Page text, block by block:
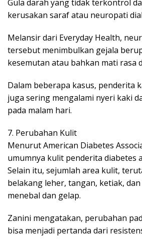
Gula darah yang tidak terkontrol
kerusakan saraf atau neuropati
Melansir dari Everyday Health,
tersebut menimbulkan gejala
kesemutan atau bahkan mati rasa
Dalam beberapa kasus, penderita
juga sering mengalami nyeri kaki
pada malam hari.
7. Perubahan Kulit
Menurut American Diabetes
umumnya kulit penderita diabetes
Selain itu, sejumlah area kulit,
belakang leher, tangan, ketiak,
menebal dan gelap.
Zanini mengatakan, perubahan
bisa menjadi pertanda dari